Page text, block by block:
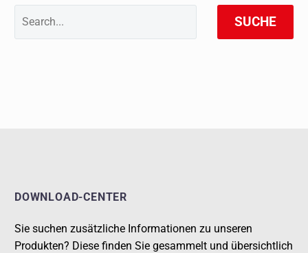
SUCHE
DOWNLOAD-CENTER
Sie suchen zusätzliche Informationen zu unseren
Produkten? Diese finden Sie gesammelt und übersichtlich